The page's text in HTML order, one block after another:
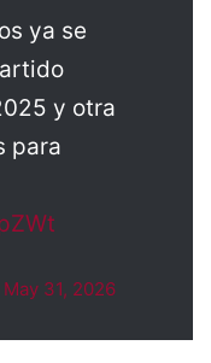
ya se
y otra
para
May 31, 2026